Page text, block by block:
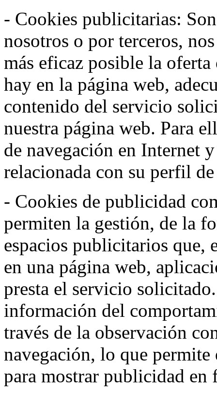
- Cookies publicitarias:
nosotros o por terceros,
más eficaz posible la
hay en la página web,
contenido del servicio
nuestra página web. Para
de navegación en Internet
relacionada con su perfil
- Cookies de publicidad
permiten la gestión, de la
espacios publicitarios que,
en una página web,
presta el servicio
información del
través de la observación
navegación, lo que
para mostrar publicidad